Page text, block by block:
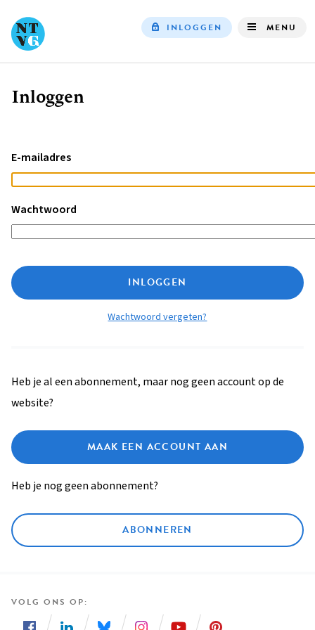
INLOGGEN MENU
Kruimelpad
Inloggen
E-mailadres
Wachtwoord
INLOGGEN
Wachtwoord vergeten?
Heb je al een abonnement, maar nog geen account op de
website?
MAAK EEN ACCOUNT AAN
Heb je nog geen abonnement?
ABONNEREN
VOLG ONS OP